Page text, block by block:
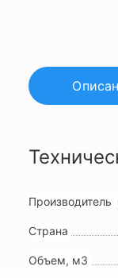
Производитель
Страна
Объем, м3